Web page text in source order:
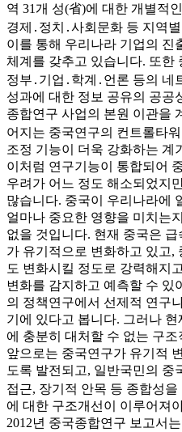
역 31개 성(省)에 대한 개별적
경제․정치․사회문화 등 지역
이를 통해 우리나라 기업의 진
체계를 갖추고 있습니다. 또한
정부․기업․학계․언론 등의 네
성과에 대한 정보 공유의 공공
종합연구 사업의 본원 이관을
어지는 중국연구의 컨트롤타
조정 기능이 더욱 강화하는 계
이처럼 연구기능이 통합되어
우려가 어느 정도 해소되었지
많습니다. 중국이 우리나라에
얼마나 중요한 영향을 미치는
없을 것입니다. 현재 중국은
가 유기적으로 변화하고 있고,
도 변화시킬 정도로 강력해지
변화를 감지하고 예측할 수 있
의 정책연구에서 선제적 연구
기에 있다고 봅니다. 그러나
에 충분히 대처할 수 없는 구
앞으로는 중국연구가 유기적
도록 발전되고, 일반국민의 중
접근, 장기적 안목 등 종합성
에 대한 구조개선이 이루어져
2012년 중국종합연구 보고서